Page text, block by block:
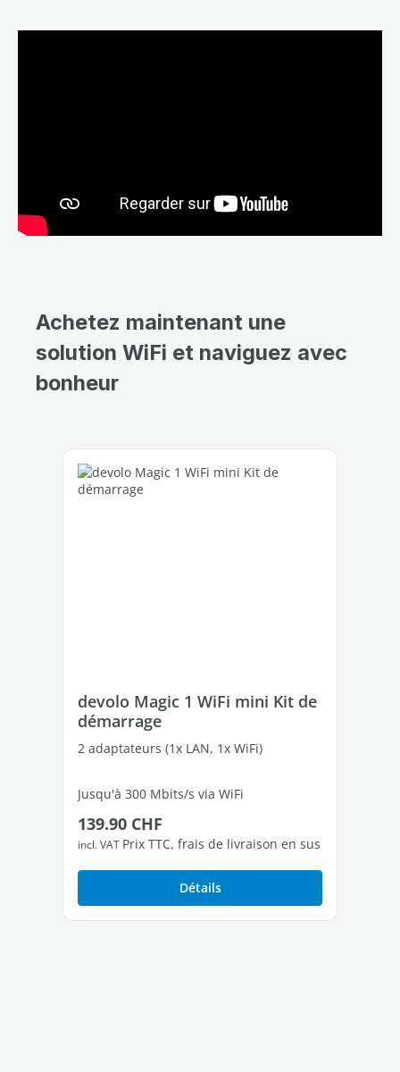
Achetez maintenant une
solution WiFi et naviguez avec
bonheur
Ignorer la galerie de produits
devolo Magic 1 WiFi mini Kit de
démarrage
2 adaptateurs (1x LAN, 1x WiFi)
Jusqu'à 300 Mbits/s via WiFi
1 port Fast Ethernet libres
Prix régulier :
139.90 CHF
incl. VAT Prix TTC, frais de livraison en sus
Détails